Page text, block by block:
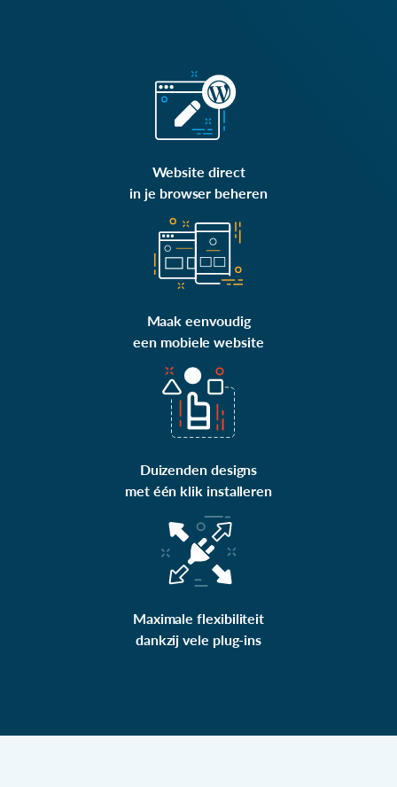
Website direct
in je browser beheren
Maak eenvoudig
een mobiele website
Duizenden designs
met één klik installeren
Maximale flexibiliteit
dankzij vele plug-ins